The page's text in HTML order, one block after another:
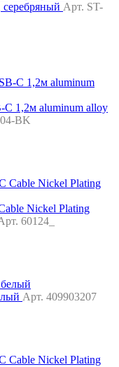
Арт. ST-
1,2м aluminum alloy
BK
Nickel Plating
60124_
Арт. 409903207